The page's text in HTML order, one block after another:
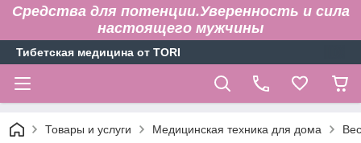
Средства для потенции.Уверенность и сила
настоящего мужчины
Тибетская медицина от TORI
Товары и услуги Медицинская техника для дома